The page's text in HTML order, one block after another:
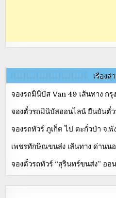
เรื่องล่
จองรถมินิบัส Van 49 เส้นทาง กรุ
จองตั๋วรถมินิบัสออนไลน์ ยืนยันตั๋
จองรถทัวร์ ภูเก็ต ไป ตะกั่วป่า จ.พั
เพชรทักษิณขนส่ง เส้นทาง ด่านน
จองตั๋วรถทัวร์ “สุรินทร์ขนส่ง” ออ